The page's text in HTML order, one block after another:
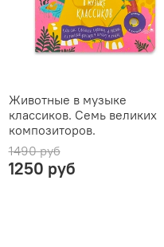
Животные в музыке
классиков. Семь великих
композиторов.
1490 руб
1250 руб